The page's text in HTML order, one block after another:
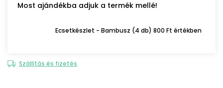
Most ajándékba adjuk a termék mellé!
Ecsetkészlet - Bambusz (4 db) 800 Ft értékben
Szállítás és fizetés